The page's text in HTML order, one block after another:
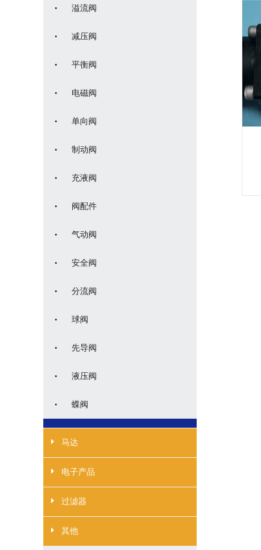
· 溢流阀
· 减压阀
· 平衡阀
· 电磁阀
· 单向阀
· 制动阀
· 充液阀
· 阀配件
· 气动阀
· 安全阀
· 分流阀
· 球阀
· 先导阀
· 液压阀
· 蝶阀
马达
电子产品
过滤器
其他